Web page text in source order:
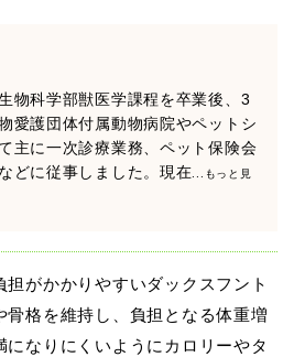
物科学部獣医学課程を卒業後、3
愛護団体付属動物病院やペットシ
主に一次診療業務、ペット保険会
どに従事しました。現在 ...もっと見
がかかりやすいダックスフント
骨格を維持し、負担となる体重増
になりにくいようにカロリーやタ